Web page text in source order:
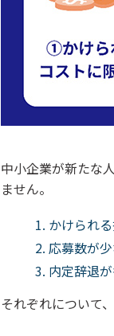
中小企業が新たな
ません。
かけられ
応募数が
内定辞退
それぞれについて